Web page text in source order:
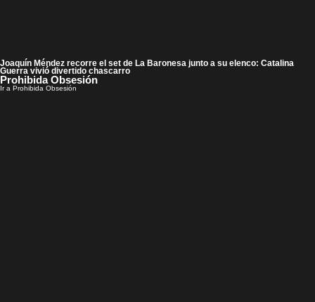
Joaquín Méndez recorre el set de La Baronesa junto a su elenco: Catalina
Guerra vivió divertido chascarro
Prohibida Obsesión
Ir a Prohibida Obsesión